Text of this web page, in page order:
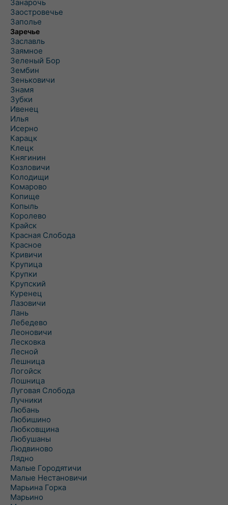
Занарочь
Заостровечье
Заполье
Заречье
Заславль
Заямное
Зеленый Бор
Зембин
Зеньковичи
Знамя
Зубки
Ивенец
Илья
Исерно
Карацк
Клецк
Княгинин
Козловичи
Колодищи
Комарово
Копище
Копыль
Королево
Крайск
Красная Слобода
Красное
Кривичи
Крупица
Крупки
Крупский
Куренец
Лазовичи
Лань
Лебедево
Леоновичи
Лесковка
Лесной
Лешница
Логойск
Лошница
Луговая Слобода
Лучники
Любань
Любишино
Любковщина
Любушаны
Людвиново
Лядно
Малые Городятичи
Малые Нестановичи
Марьина Горка
Марьино